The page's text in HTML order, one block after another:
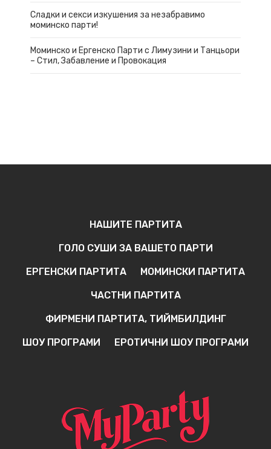
Сладки и секси изкушения за незабравимо
моминско парти!
Моминско и Ергенско Парти с Лимузини и Танцьори
– Стил, Забавление и Провокация
НАШИТЕ ПАРТИТА
ГОЛО СУШИ ЗА ВАШЕТО ПАРТИ
ЕРГЕНСКИ ПАРТИТА МОМИНСКИ ПАРТИТА
ЧАСТНИ ПАРТИТА
ФИРМЕНИ ПАРТИТА, ТИЙМБИЛДИНГ
ШОУ ПРОГРАМИ ЕРОТИЧНИ ШОУ ПРОГРАМИ